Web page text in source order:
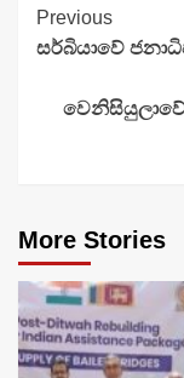
Continue
Reading
Previous
සර්බියාවේ
More Stories